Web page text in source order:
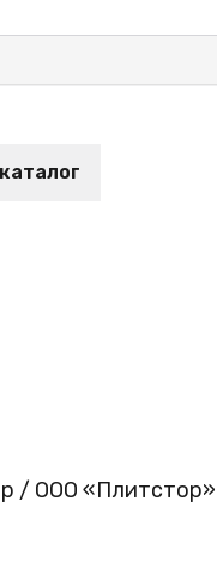
/ ООО «Плитстор»